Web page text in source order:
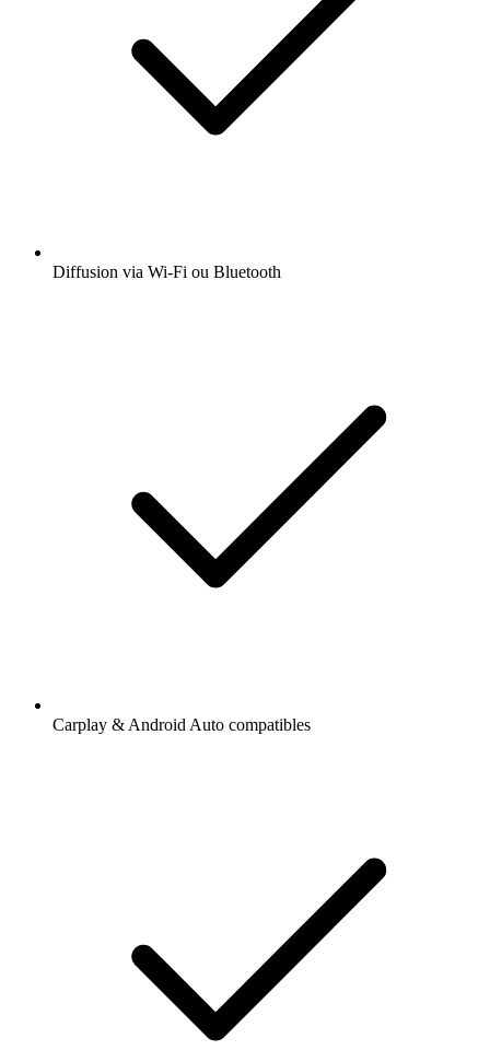
Diffusion via Wi-Fi ou Bluetooth
Carplay & Android Auto compatibles